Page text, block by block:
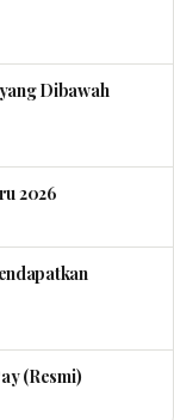
Dibawah
2026
(Resmi)